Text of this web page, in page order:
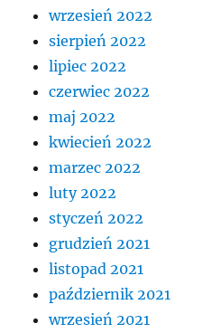
wrzesień 2022
sierpień 2022
lipiec 2022
czerwiec 2022
maj 2022
kwiecień 2022
marzec 2022
luty 2022
styczeń 2022
grudzień 2021
listopad 2021
październik 2021
wrzesień 2021